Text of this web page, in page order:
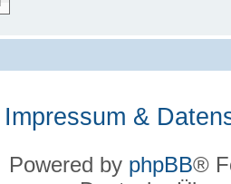
Impressum &
Powered by phpBB®